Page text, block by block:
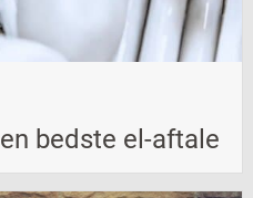
bedste el-aftale